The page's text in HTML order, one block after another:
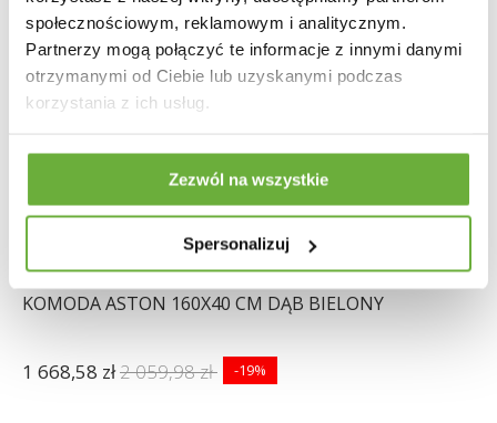
społecznościowym, reklamowym i analitycznym.
Partnerzy mogą połączyć te informacje z innymi danymi
otrzymanymi od Ciebie lub uzyskanymi podczas
korzystania z ich usług.
Zezwól na wszystkie
Spersonalizuj
KOMODA ASTON 160X40 CM DĄB BIELONY
1 668,58 zł2 059,98 zł -19%